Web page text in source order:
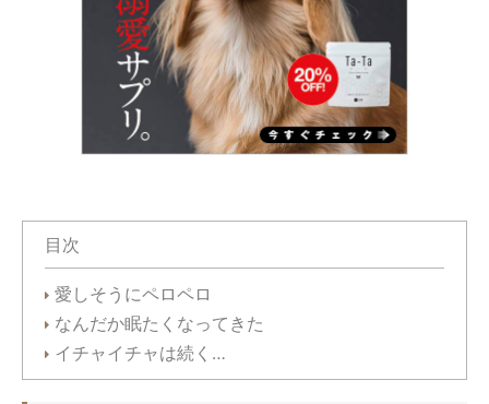
目次
愛しそうにペロペロ
なんだか眠たくなってきた
イチャイチャは続く…